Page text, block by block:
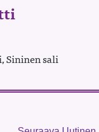
Sininen sali